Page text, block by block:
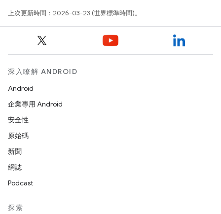
上次更新時間：2026-03-23 (世界標準時間)。
深入瞭解 ANDROID
Android
企業專用 Android
安全性
原始碼
新聞
網誌
Podcast
探索